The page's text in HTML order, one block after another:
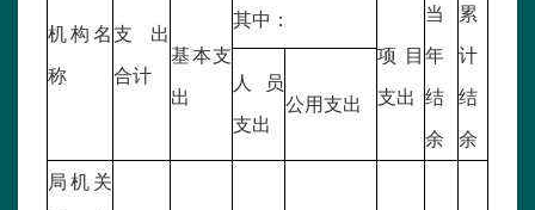
机构名
称
支出
合计
基本支
出
其中：
项目
支出
当
年
结
余
累
计
结
余
人员
支出
公用支出
局机关